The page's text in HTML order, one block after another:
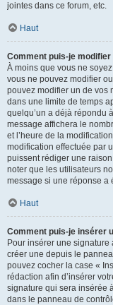
jointes dans ce forum, etc.
Haut
Comment puis-je
À moins que vous ne
vous ne pouvez modifier
pouvez modifier un de vos
dans une limite de temps
quelqu’un a déjà répondu
message affichera le
et l’heure de la
modification effectuée par
puissent rédiger une
noter que les utilisateurs
message si une réponse a
Haut
Comment puis-je insérer
Pour insérer une signature
créer une depuis le
pouvez cocher la case «
rédaction afin d’insérer
signature qui sera insérée
dans le panneau de